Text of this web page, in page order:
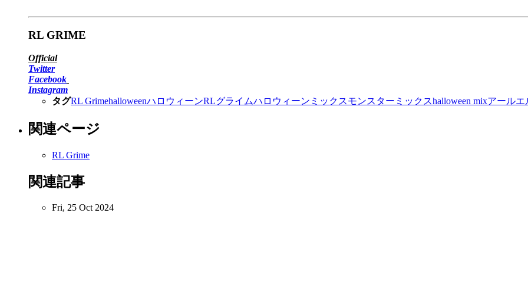
RL GRIME
Official
Twitter
Facebook
Instagram
タグRL GrimehalloweenハロウィーンRLグライムハロウィーンミックスモンスターミックスhalloween mixアールエ
関連ページ
RL Grime
関連記事
Fri, 25 Oct 2024